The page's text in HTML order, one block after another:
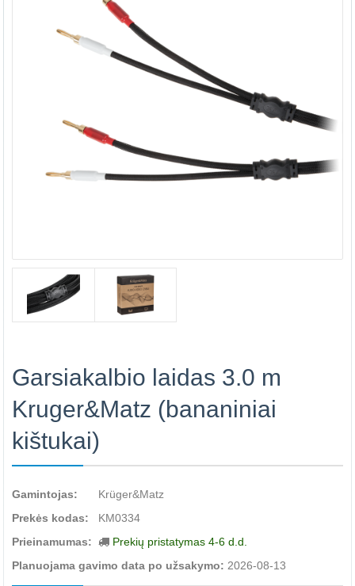
Garsiakalbio laidas 3.0 m
Kruger&Matz (bananiniai
kištukai)
Gamintojas:
Krüger&Matz
Prekės kodas:
KM0334
Prieinamumas:
Prekių pristatymas 4-6 d.d.
Planuojama gavimo data po užsakymo: 2026-08-13